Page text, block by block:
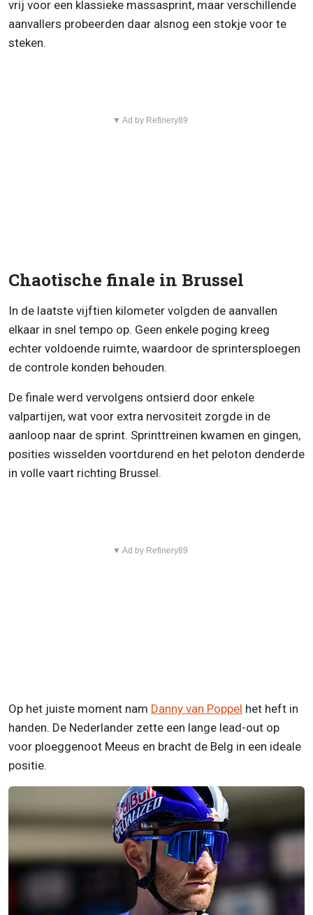
vrij voor een klassieke massasprint, maar verschillende
aanvallers probeerden daar alsnog een stokje voor te
steken.
▼ Ad by Refinery89
Chaotische finale in Brussel
In de laatste vijftien kilometer volgden de aanvallen
elkaar in snel tempo op. Geen enkele poging kreeg
echter voldoende ruimte, waardoor de sprintersploegen
de controle konden behouden.
De finale werd vervolgens ontsierd door enkele
valpartijen, wat voor extra nervositeit zorgde in de
aanloop naar de sprint. Sprinttreinen kwamen en gingen,
posities wisselden voortdurend en het peloton denderde
in volle vaart richting Brussel.
▼ Ad by Refinery89
Op het juiste moment nam Danny van Poppel het heft in
handen. De Nederlander zette een lange lead-out op
voor ploeggenoot Meeus en bracht de Belg in een ideale
positie.